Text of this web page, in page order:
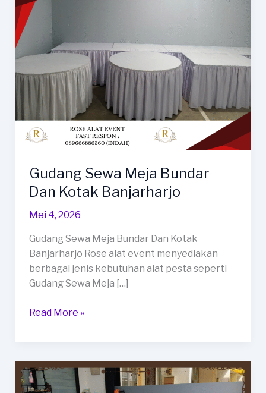
Gudang Sewa Meja Bundar
Dan Kotak Banjarharjo
Mei 4, 2026
Gudang Sewa Meja Bundar Dan Kotak
Banjarharjo Rose alat event menyediakan
berbagai jenis kebutuhan alat pesta seperti
Gudang Sewa Meja […]
Gudang
Dan
Kotak
Read More »